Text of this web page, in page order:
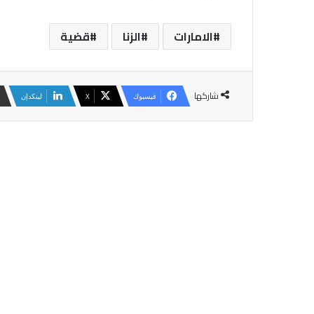
الامارات الزنا قضية
شاركها فيسبوك ‫X لينكدإن